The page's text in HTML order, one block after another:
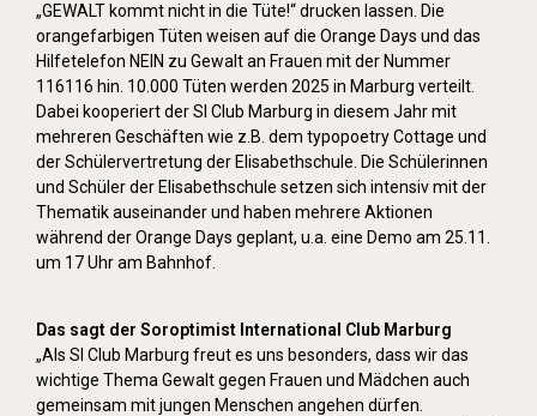
„GEWALT kommt nicht in die Tüte!“ drucken lassen. Die
orangefarbigen Tüten weisen auf die Orange Days und das
Hilfetelefon NEIN zu Gewalt an Frauen mit der Nummer
116116 hin. 10.000 Tüten werden 2025 in Marburg verteilt.
Dabei kooperiert der SI Club Marburg in diesem Jahr mit
mehreren Geschäften wie z.B. dem typopoetry Cottage und
der Schülervertretung der Elisabethschule. Die Schülerinnen
und Schüler der Elisabethschule setzen sich intensiv mit der
Thematik auseinander und haben mehrere Aktionen
während der Orange Days geplant, u.a. eine Demo am 25.11.
um 17 Uhr am Bahnhof.
Das sagt der Soroptimist International Club Marburg
„Als SI Club Marburg freut es uns besonders, dass wir das
wichtige Thema Gewalt gegen Frauen und Mädchen auch
gemeinsam mit jungen Menschen angehen dürfen.